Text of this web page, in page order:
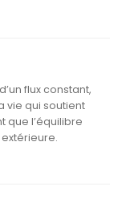
flux constant,
vie qui soutient
que l’équilibre